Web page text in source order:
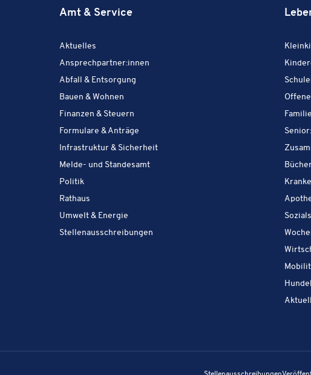
Amt & Service
Aktuelles
Ansprechpartner:innen
Abfall & Entsorgung
Bauen & Wohnen
Finanzen & Steuern
Formulare & Anträge
Infrastruktur & SicherheitAmt & Service:
Melde- und StandesamtAmt & Service:
Politik
Rathaus
Umwelt & Energie
Stellenausschreibungen
Familie